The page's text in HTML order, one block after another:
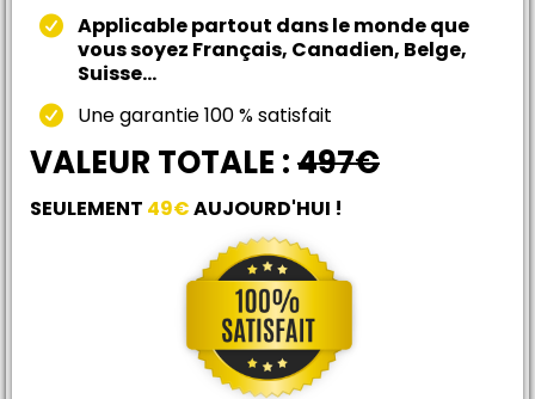
Applicable partout dans le monde que
vous soyez Français, Canadien, Belge,
Suisse...
Une garantie 100 % satisfait
VALEUR TOTALE :497€
SEULEMENT 49€AUJOURD'HUI !